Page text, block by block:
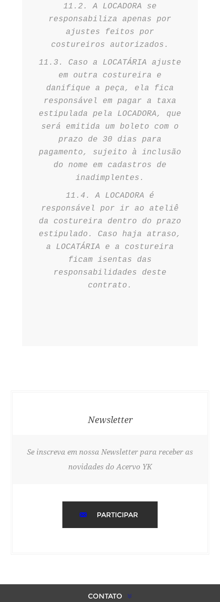
11.2. A LOCADORA se
responsabiliza apenas por
ajustes feitos por
costureiros autorizados.
11.3. Caso a LOCATÁRIA ajuste
em outra costureira e
danifique a peça, ela fica
responsável em pagar a taxa
estipulada pela LOCADORA, que
será emitida um boleto com o
prazo de 30 dias para
pagamento, sujeito à inclusão
do nome em cadastros de
inadimplentes.
11.4. A LOCADORA é
responsável por ir ao ateliê
da costureira dentro do prazo
estipulado. Caso haja atraso,
a LOCATÁRIA e a costureira
ficam isentas das
responsabilidades deste
contrato.
Newsletter
Se inscreva em nossa Newsletter para receber as
novidades do Acervo YK
PARTICIPAR
CONTATO